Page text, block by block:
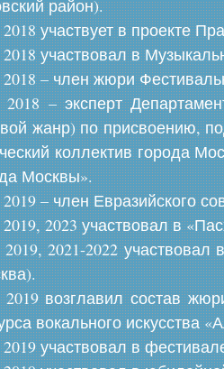
район).
2018 участвует в проекте
участвовал в
– член жюри
2018 – эксперт
жанр) по присвоению,
коллектив города
Москвы».
2019 – член Евразийского
2023 участвовал в
2021-2022
возглавил состав
вокального искусства
участвовал в